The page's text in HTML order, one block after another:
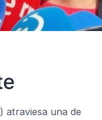
atraviesa una de